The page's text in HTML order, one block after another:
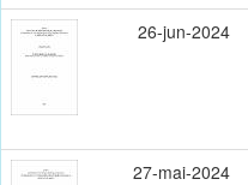
26-jun-2024
27-mai-2024